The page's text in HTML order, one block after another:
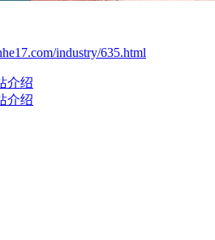
industry/635.html
介绍
介绍